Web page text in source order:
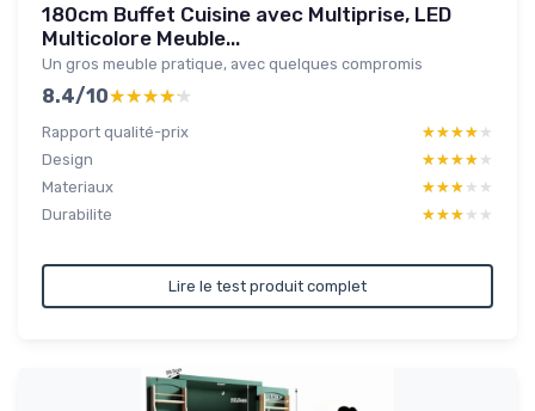
180cm Buffet Cuisine avec Multiprise, LED
Multicolore Meuble...
Un gros meuble pratique, avec quelques compromis
8.4/10★★★★★
★★★★★
Rapport qualité-prix ★★★★★
★★★★★
Design
★★★★★
★★★★★
Materiaux
★★★★★
★★★★★
Durabilite
★★★★★
★★★★★
Lire le test produit complet